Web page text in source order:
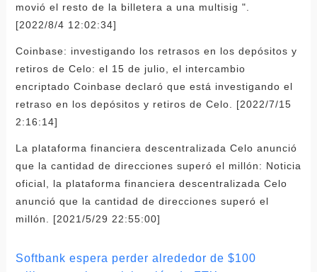
movió el resto de la billetera a una multisig ".
[2022/8/4 12:02:34]
Coinbase: investigando los retrasos en los depósitos y
retiros de Celo: el 15 de julio, el intercambio
encriptado Coinbase declaró que está investigando el
retraso en los depósitos y retiros de Celo. [2022/7/15
2:16:14]
La plataforma financiera descentralizada Celo anunció
que la cantidad de direcciones superó el millón: Noticia
oficial, la plataforma financiera descentralizada Celo
anunció que la cantidad de direcciones superó el
millón. [2021/5/29 22:55:00]
Softbank espera perder alrededor de $100